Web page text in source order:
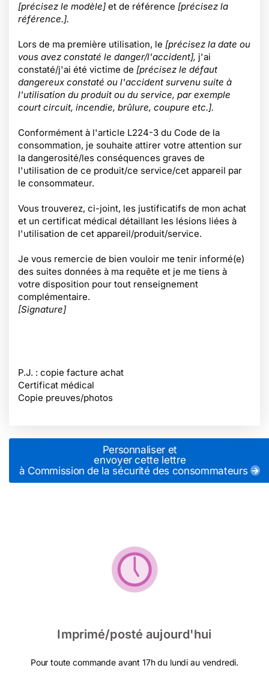
[précisez le modèle] et de référence [précisez la
référence.].
Lors de ma première utilisation, le [précisez la date ou
vous avez constaté le danger/l'accident], j'ai
constaté/j'ai été victime de [précisez le défaut
dangereux constaté ou l'accident survenu suite à
l'utilisation du produit ou du service, par exemple
court circuit, incendie, brûlure, coupure etc.].
Conformément à l'article L224-3 du Code de la
consommation, je souhaite attirer votre attention sur
la dangerosité/les conséquences graves de
l'utilisation de ce produit/ce service/cet appareil par
le consommateur.
Vous trouverez, ci-joint, les justificatifs de mon achat
et un certificat médical détaillant les lésions liées à
l'utilisation de cet appareil/produit/service.
Je vous remercie de bien vouloir me tenir informé(e)
des suites données à ma requête et je me tiens à
votre disposition pour tout renseignement
complémentaire.
[Signature]
P.J. : copie facture achat
Certificat médical
Copie preuves/photos
Personnaliser et
envoyer cette lettre
à Commission de la sécurité des consommateurs
Imprimé/posté aujourd'hui
Pour toute commande avant 17h du lundi au vendredi.